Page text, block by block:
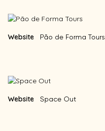
Website Pão de Forma Tours
Website Space Out